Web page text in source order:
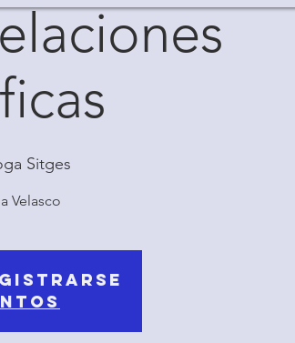
Sitges
Velasco